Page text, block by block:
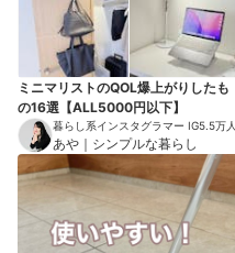
ミニマリストのQOL爆上がりしたも
の16選【ALL5000円以下】
暮らし系インスタグラマー IG5.5万人
あや｜シンプルな暮らし